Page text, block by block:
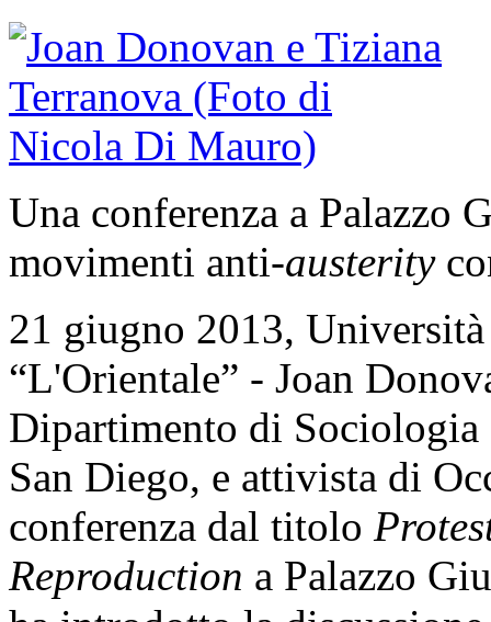
Una conferenza a Palazzo
movimenti anti-austerity
21 giugno 2013,
“L'Orientale” - Joan
Dipartimento di
San Diego, e attivista di
conferenza dal titolo
Reproduction a Palazzo